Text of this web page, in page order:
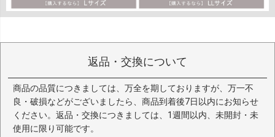
返品・交換について
商品の品質につきましては、万全を期しておりますが、万一不
良・破損などがございましたら、商品到着後7日以内にお知らせ
ください。返品・交換につきましては、1週間以内、未開封・未
使用に限り可能です。